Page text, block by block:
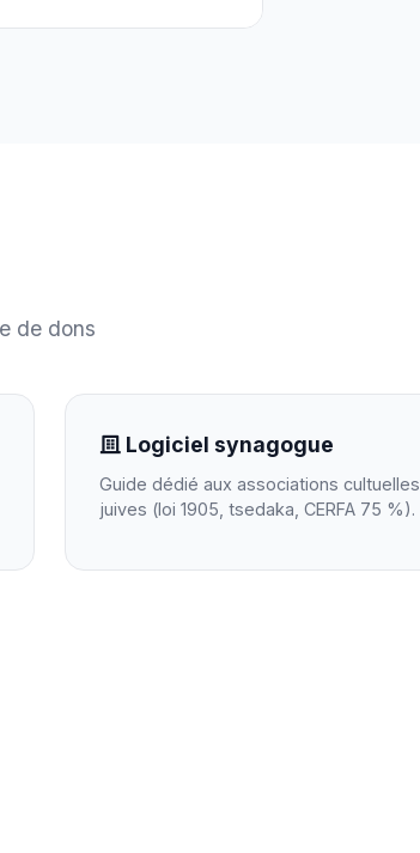
de dons
Logiciel synagogue
Guide dédié aux associations cultuelles
juives (loi 1905, tsedaka, CERFA 75 %).